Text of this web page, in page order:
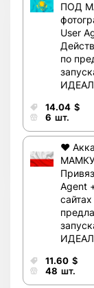
ПОД
User
по
14.04 $
6 шт.
❤️
МАМКУ
Agent
11.60 $
48 шт.
Всего